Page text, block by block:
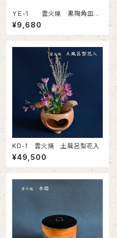
ＹＥ-1 雲火焼 黒陶角皿
３枚セット
¥9,680
KD-1 雲火焼 土風呂型花入
¥49,500